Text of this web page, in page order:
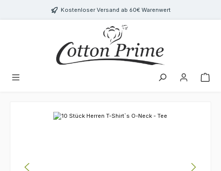
Zum Hauptinhalt springenKostenloser Versand ab 60€ Warenwert
Bildergalerie überspringen